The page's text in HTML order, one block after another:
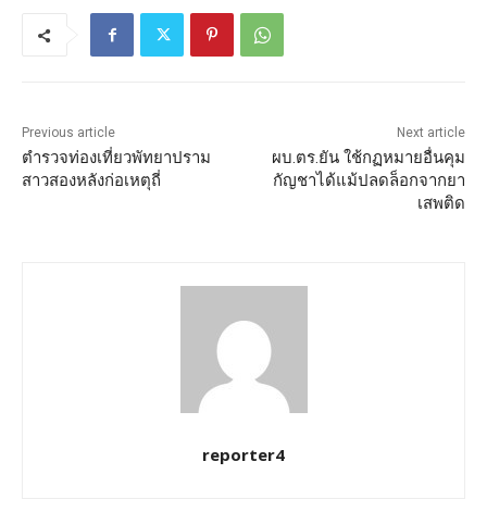
Previous article
ตำรวจท่องเที่ยวพัทยาปราม
สาวสองหลังก่อเหตุถี่
Next article
ผบ.ตร.ยัน ใช้กฏหมายอื่นคุม
กัญชาได้แม้ปลดล็อกจากยา
เสพติด
reporter4